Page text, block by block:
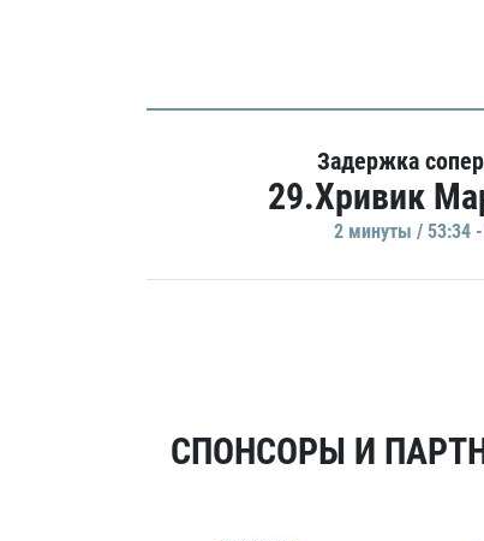
Задержка
29.Хривик
2 минуты / 53:34
СПОНСОРЫ И